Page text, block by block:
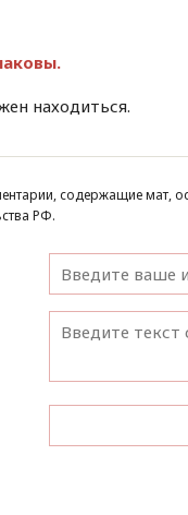
находиться.
содержащие мат,
РФ.